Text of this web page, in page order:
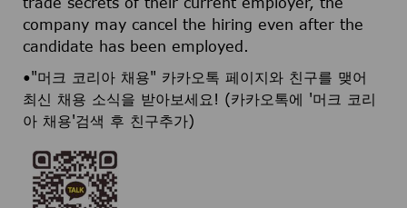
company may cancel the hiring even after the
candidate has been employed.
•"머크 코리아 채용" 카카오톡 페이지와 친구를 맺어
최신 채용 소식을 받아보세요! (카카오톡에 '머크 코리
아 채용'검색 후 친구추가)